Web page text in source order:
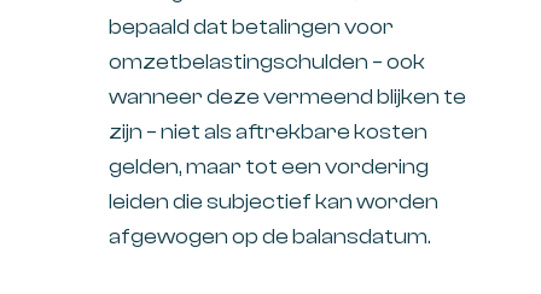
bepaald dat betalingen voor
omzetbelastingschulden – ook
wanneer deze vermeend blijken te
zijn – niet als aftrekbare kosten
gelden, maar tot een vordering
leiden die subjectief kan worden
afgewogen op de balansdatum.